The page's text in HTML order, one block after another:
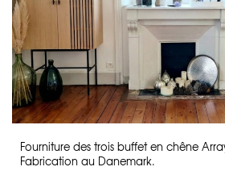
Fourniture des trois buffet en chêne
Fabrication au Danemark.